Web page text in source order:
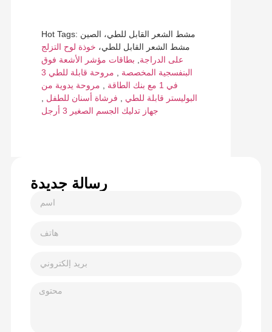
Hot Tags: مشط الشعر القابل للطي، الصين
مشط الشعر القابل للطي، خوذة لوح التزلج
على الدراجة, بطاقات مؤشر الأشعة فوق
البنفسجية المخصصة ,
مروحة قابلة للطي 3
في 1 مع بنك الطاقة
, مروحة يدوية من
البوليستر قابلة للطي , فرشاة أسنان للطفل ,
رسالة جديدة